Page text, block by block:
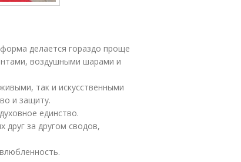
делается гораздо проще
воздушными шарами и
так и искусственными
и защиту.
единство.
друг за другом сводов,